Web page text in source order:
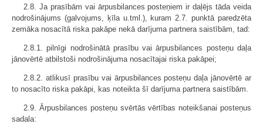
2.8. Ja prasībām vai ārpusbilances posteņiem ir daļējs tāda veida
nodrošinājums (galvojums, ķīla u.tml.), kuram 2.7. punktā paredzēta
zemāka nosacītā riska pakāpe nekā darījuma partnera saistībām, tad:
2.8.1. pilnīgi nodrošinātā prasību vai ārpusbilances posteņu daļa
jānovērtē atbilstoši nodrošinājuma nosacītajai riska pakāpei;
2.8.2. atlikusī prasību vai ārpusbilances posteņu daļa jānovērtē ar
to nosacīto riska pakāpi, kas noteikta šī darījuma partnera saistībām.
2.9. Ārpusbilances posteņu svērtās vērtības noteikšanai posteņus
sadala: